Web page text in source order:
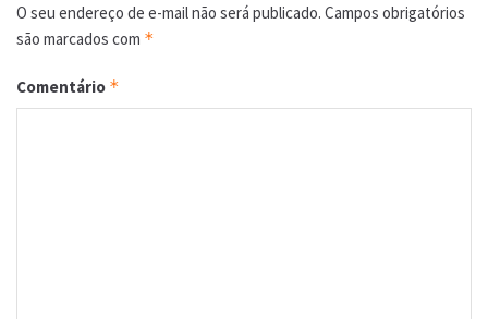
O seu endereço de e-mail não será publicado. Campos obrigatórios
são marcados com *
Comentário *